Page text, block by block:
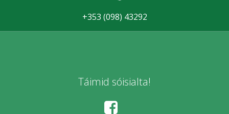
+353 (098) 43292
Táimid sóisialta!